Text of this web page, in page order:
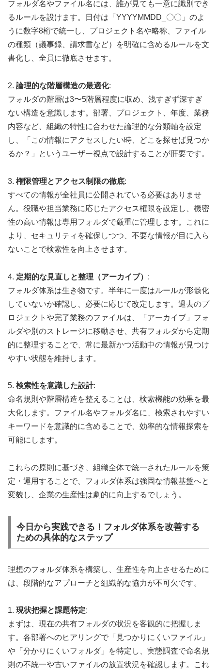
フォルダ名やファイル名には、誰が見ても一意に識別でき
るルールを設けます。日付は「YYYYMMDD_〇〇」のよ
うに数字8桁で統一し、プロジェクト名や略称、ファイル
の種類（議事録、請求書など）を明確に含めるルールを文
書化し、全員に徹底させます。
2. 論理的な階層構造の最適化:
フォルダの階層は3〜5階層程度に収め、浅すぎず深すぎ
ない構造を意識します。部署、プロジェクト、年度、業務
内容など、組織の特性に合わせた論理的な分類軸を設定
し、「この情報にアクセスしたい時、どこを探せば見つか
るか？」というユーザー視点で設計することが肝要です。
3. 権限管理とアクセス制限の徹底:
すべての情報が全社員に公開されている必要はありませ
ん。役職や担当業務に応じたアクセス権限を設定し、機密
性の高い情報は専用フォルダで厳重に管理します。これに
より、セキュリティを確保しつつ、不要な情報が目に入ら
ないことで検索性を向上させます。
4. 定期的な見直しと整理（アーカイブ） :
フォルダ体系は生き物です。半年に一度はルールが形骸化
していないか確認し、必要に応じて改定します。過去のプ
ロジェクトや完了業務のファイルは、「アーカイブ」フォ
ルダや別のストレージに移動させ、共有フォルダから定期
的に整理することで、常に最新かつ活動中の情報が見つけ
やすい状態を維持します。
5. 検索性を意識した設計:
命名規則や階層構造を整えることは、検索機能の効果を最
大化します。ファイル名やフォルダ名に、検索されやすい
キーワードを意識的に含めることで、効率的な情報探索を
可能にします。
これらの原則に基づき、組織全体で統一されたルールを策
定・運用することで、フォルダ体系は強固な情報基盤へと
変貌し、企業の生産性は劇的に向上するでしょう。
今日から実践できる！フォルダ体系を改善する
ための具体的なステップ
理想のフォルダ体系を構築し、生産性を向上させるために
は、段階的なアプローチと組織的な協力が不可欠です。
1. 現状把握と課題特定:
まずは、現在の共有フォルダの状況を客観的に把握しま
す。各部署へのヒアリングで「見つかりにくいファイル」
や「分かりにくいフォルダ」を特定し、実態調査で命名規
則の不統一や古いファイルの放置状況を確認します。これ